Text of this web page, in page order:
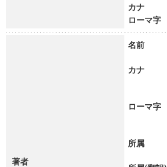
カナ
ローマ字
著者
名前
カナ
ローマ字
所属